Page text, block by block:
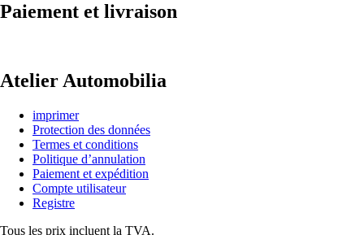
Paiement et livraison
Atelier Automobilia
imprimer
Protection des données
Termes et conditions
Politique d’annulation
Paiement et expédition
Compte utilisateur
Registre
Tous les prix incluent la TVA.